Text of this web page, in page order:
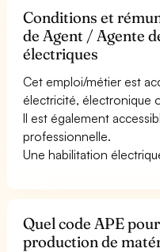
Conditions et
de Agent / Agente
électriques
Cet emploi/métier est
électricité, électronique
Il est également
professionnelle.
Une habilitation
Quel code APE
production de